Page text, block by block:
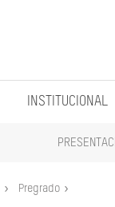
INSTITUCIONAL
Pregrado